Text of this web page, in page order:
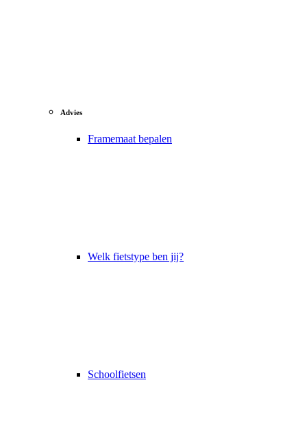
Advies
Framemaat bepalen
Welk fietstype ben jij?
Schoolfietsen